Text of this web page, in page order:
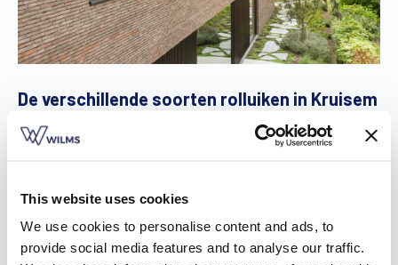
This website uses cookies
We use cookies to personalise content and ads, to
provide social media features and to analyse our traffic.
De verschillende soorten rolluiken in Kruisem
In de inspiratiebrochure staan onze drie soorten rolluiken
in
Heb je liever niet te veel breek- en kapwerk, dan zijn
voorzetrolluiken een goede keuze. Je plaatst ze eenvoudig
voor de ramen, zodat het niet nodig is om de binnenmuur te